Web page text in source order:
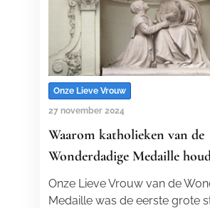
Onze Lieve Vrouw
27 november 2024
Waarom katholieken van de
Wonderdadige Medaille
Onze Lieve Vrouw van de
Medaille was de eerste grote